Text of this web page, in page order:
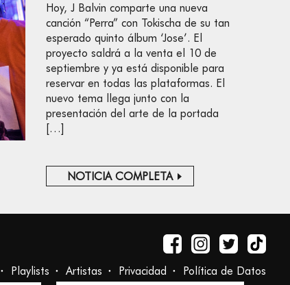
Hoy, J Balvin comparte una nueva
canción “Perra” con Tokischa de su tan
esperado quinto álbum ‘Jose’. El
proyecto saldrá a la venta el 10 de
septiembre y ya está disponible para
reservar en todas las plataformas. El
nuevo tema llega junto con la
presentación del arte de la portada
[…]
NOTICIA COMPLETA
Playlists Artistas Privacidad Política de Datos